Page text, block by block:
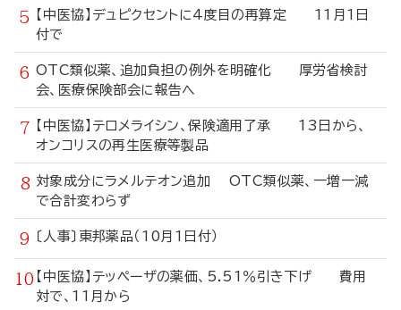
【中医協】デュピクセントに4度目の再算定 11月1日
付で
OTC類似薬、追加負担の例外を明確化 厚労省検討
会、医療保険部会に報告へ
【中医協】テロメライシン、保険適用了承 13日から、
オンコリスの再生医療等製品
対象成分にラメルテオン追加 OTC類似薬、一増一減
で合計変わらず
〔人事〕東邦薬品（10月1日付）
【中医協】テッペーザの薬価、5.51％引き下げ 費用
対で、11月から